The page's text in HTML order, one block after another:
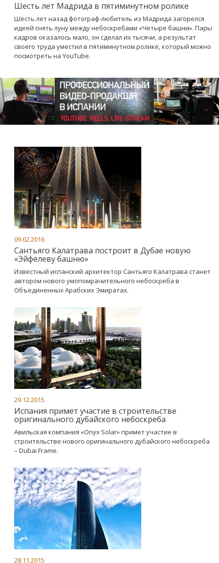
Шесть лет Мадрида в пятиминутном ролике
Шесть лет назад фотограф-любитель из Мадрида загорелся
идеей снять луну между небоскребами «Четыре башни». Пары
кадров оказалось мало, он сделал их тысячи, а результат
своего труда уместил в пятиминутном ролике, который можно
посмотреть на YouTube.
09.02.2016
Сантьяго Калатрава построит в Дубае новую
«Эйфелеву башню»
Известный испанский архитектор Сантьяго Калатрава станет
автором нового умопомрачительного небоскреба в
Объединенных Арабских Эмиратах.
29.12.2015
Испания примет участие в строительстве
оригинального дубайского небоскреба
Авильская компания «Onyx Solar» примет участие в
строительстве нового оригинального дубайского небоскреба
– Dubai Frame.
28.11.2015